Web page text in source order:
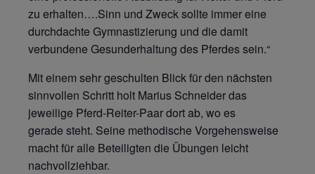
zu erhalten….Sinn und Zweck sollte immer eine
durchdachte Gymnastizierung und die damit
verbundene Gesunderhaltung des Pferdes sein.“
Mit einem sehr geschulten Blick für den nächsten
sinnvollen Schritt holt Marius Schneider das
jeweilige Pferd-Reiter-Paar dort ab, wo es
gerade steht. Seine methodische Vorgehensweise
macht für alle Beteiligten die Übungen leicht
nachvollziehbar.